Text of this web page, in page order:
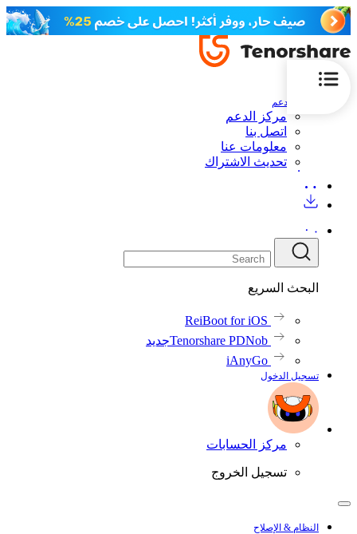
الدعم
مركز الدعم
اتصل بنا
معلومات عنا
تحديث الاشتراك
البحث السريع
ReiBoot for iOS
Tenorshare PDNobجديد
iAnyGo
تسجيل الدخول
مركز الحسابات
تسجيل الخروج
النظام & الإصلاح